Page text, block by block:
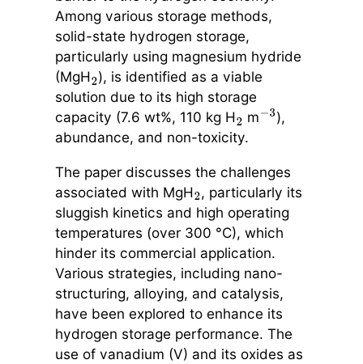
Among various storage methods,
solid-state hydrogen storage,
particularly using magnesium hydride
(MgH2), is identified as a viable
solution due to its high storage
capacity (7.6 wt%, 110 kg H2 m−3),
abundance, and non-toxicity.
The paper discusses the challenges
associated with MgH2, particularly its
sluggish kinetics and high operating
temperatures (over 300 °C), which
hinder its commercial application.
Various strategies, including nano-
structuring, alloying, and catalysis,
have been explored to enhance its
hydrogen storage performance. The
use of vanadium (V) and its oxides as